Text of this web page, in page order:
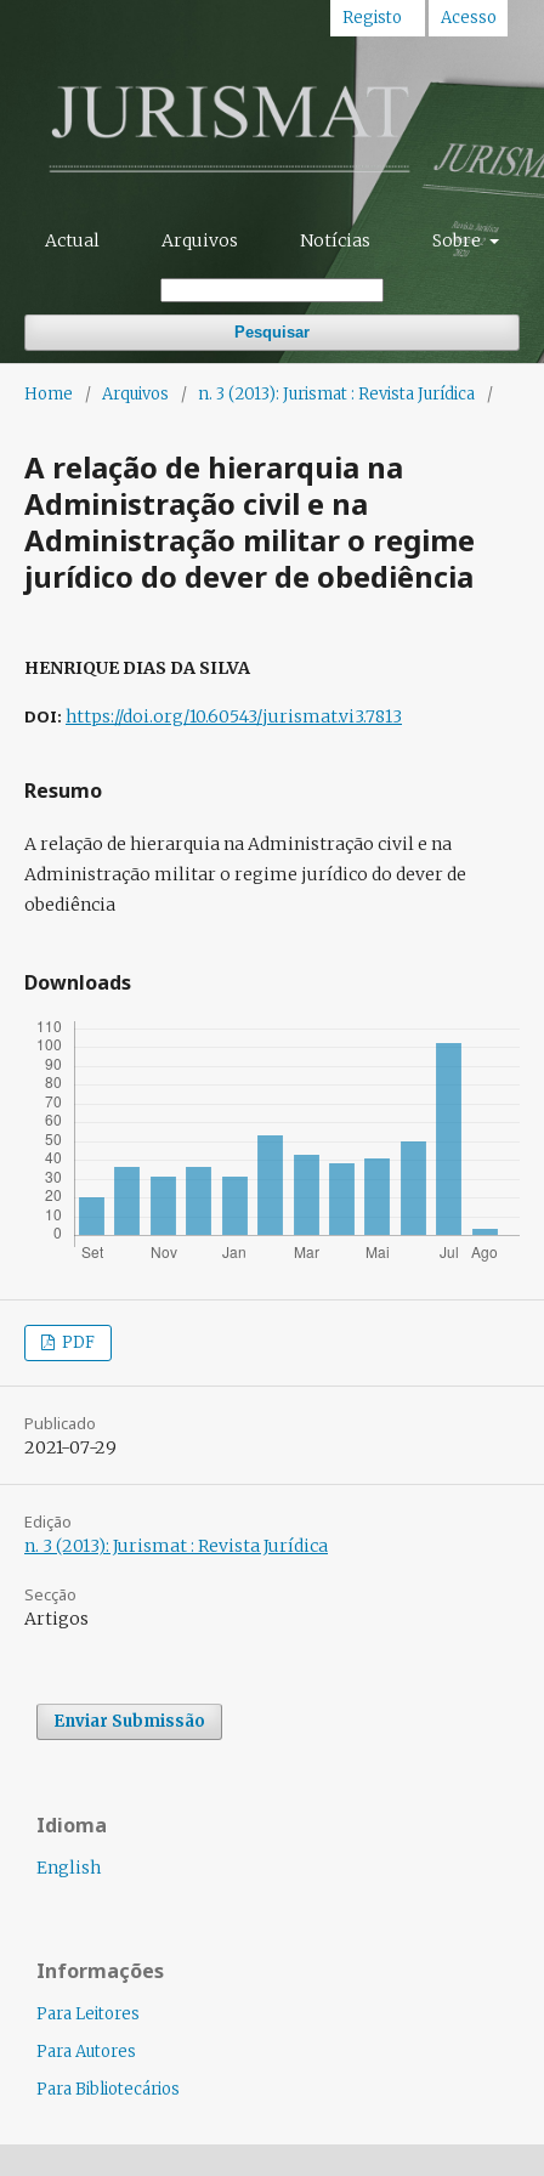
Actual Arquivos Notícias Sobre
Pesquisar
Registo Acesso
Home / Arquivos / n. 3 (2013): Jurismat : Revista Jurídica /
A relação de hierarquia na
Administração civil e na
Administração militar o regime
jurídico do dever de obediência
HENRIQUE DIAS DA SILVA
DOI: https://doi.org/10.60543/jurismat.vi3.7813
Resumo
A relação de hierarquia na Administração civil e na
Administração militar o regime jurídico do dever de
obediência
Downloads
PDF
Publicado
2021-07-29
Edição
n. 3 (2013): Jurismat : Revista Jurídica
Secção
Artigos
Enviar Submissão
Idioma
English
Informações
Para Leitores
Para Autores
Para Bibliotecários